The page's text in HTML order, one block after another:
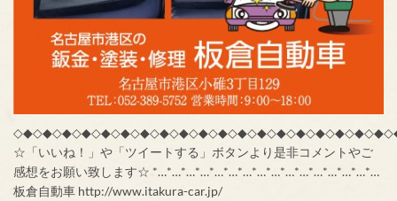
☆「いいね！」や「ツイートする」ボタンより是非コメントやご
感想をお願い致します☆ *…*…*…*…*…*…*…*…*…*…*…*…*…*…*…*…
板倉自動車 http://www.itakura-car.jp/